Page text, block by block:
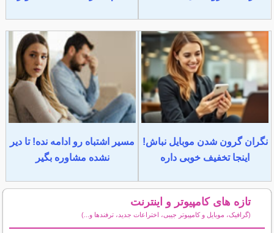
نگران گرون شدن موبایل نباش!
اینجا تخفیف خوبی داره
مسیر اشتباه رو ادامه نده! تا دیر
نشده مشاوره بگیر
تازه های کامپیوتر و اینترنت
(گرافیک، موبایل و کامپیوتر جیبی، اختراعات جدید، ترفندها و...)